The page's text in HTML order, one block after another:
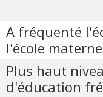
A fréquenté
l'école
Plus haut
d'éducation